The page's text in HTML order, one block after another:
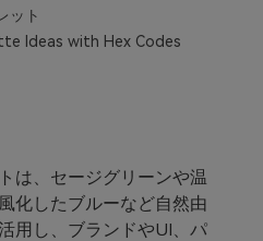
ット
Ideas with Hex Codes
は、セージグリーンや温
化したブルーなど自然由
用し、ブランドやUI、パ